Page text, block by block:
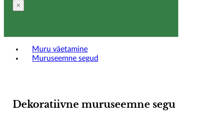
Muru väetamine
Muruseemne segud
Dekoratiivne muruseemne segu